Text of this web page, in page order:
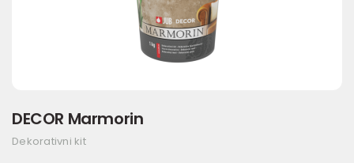
DECOR Marmorin
Dekorativni kit